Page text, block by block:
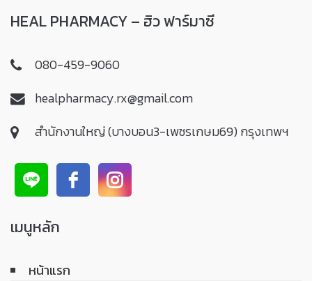
HEAL PHARMACY – ฮิว ฟาร์มาซี
080-459-9060
healpharmacy.rx@gmail.com
สำนักงานใหญ่ (บางบอน3-เพชรเกษม69) กรุงเทพฯ
เมนูหลัก
หน้าแรก